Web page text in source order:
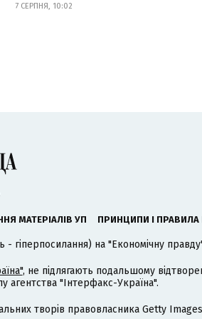
7 СЕРПНЯ, 10:02
МАТЕРІАЛІВ УП ПРИНЦИПИ І
гіперпосилання) на "Економічну
, не підлягають подальшому
"Інтерфакс-Україна".
творів правовласника Getty